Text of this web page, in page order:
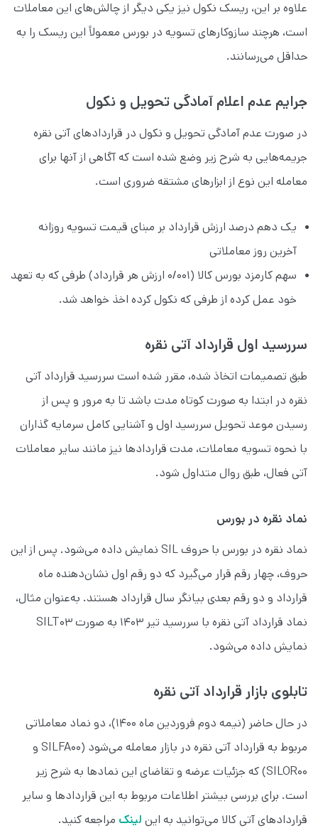
علاوه بر این، ریسک نکول نیز یکی دیگر از چالش‌های این معاملات
است، هرچند سازوکارهای تسویه در بورس معمولاً این ریسک را به
حداقل می‌رسانند.
جرایم عدم اعلام آمادگی تحویل و نکول
در صورت عدم آمادگی تحویل و نکول در قراردادهای آتی نقره
جریمه‌هایی به شرح زیر وضع شده است که آگاهی از آنها برای
معامله این نوع از ابزارهای مشتقه ضروری است.
یک دهم درصد ارزش قرارداد بر مبنای قیمت تسویه روزانه
آخرین روز معاملاتی
سهم کارمزد بورس کالا (۰/۰۰۱ ارزش هر قرارداد) طرفی که به تعهد
خود عمل کرده از طرفی که نکول کرده اخذ خواهد شد.
سررسید اول قرارداد آتی نقره
طبق تصمیمات اتخاذ شده، مقرر شده است سررسید قرارداد آتی
نقره در ابتدا به صورت کوتاه مدت باشد تا به مرور و پس از
رسیدن موعد تحویل سررسید اول و آشنایی کامل سرمایه گذاران
با نحوه تسویه معاملات، مدت قراردادها نیز مانند سایر معاملات
آتی فعال، طبق روال متداول شود.
نماد نقره در بورس
نماد نقره در بورس با حروف SIL نمایش داده می‌شود. پس از این
حروف، چهار رقم قرار می‌گیرد که دو رقم اول نشان‌دهنده ماه
قرارداد و دو رقم بعدی بیانگر سال قرارداد هستند. به‌عنوان مثال،
نماد قرارداد آتی نقره با سررسید تیر ۱۴۰۳ به صورت SILT03
نمایش داده می‌شود.
تابلوی بازار قرارداد آتی نقره
در حال حاضر (نیمه دوم فروردین ماه ۱۴۰۰)، دو نماد معاملاتی
مربوط به قرارداد آتی نقره در بازار معامله می‌شود (SILFA00 و
SILOR00) که جزئیات عرضه و تقاضای این نمادها به شرح زیر
است. برای بررسی بیشتر اطلاعات مربوط به این قراردادها و سایر
قراردادهای آتی کالا می‌توانید به این لینک مراجعه کنید.